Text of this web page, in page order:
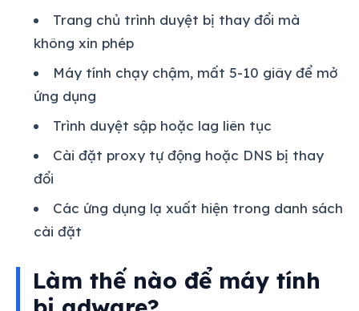
Trang chủ trình duyệt bị thay đổi mà
không xin phép
Máy tính chạy chậm, mất 5-10 giây để mở
ứng dụng
Trình duyệt sập hoặc lag liên tục
Cài đặt proxy tự động hoặc DNS bị thay
đổi
Các ứng dụng lạ xuất hiện trong danh sách
cài đặt
Làm thế nào để máy tính